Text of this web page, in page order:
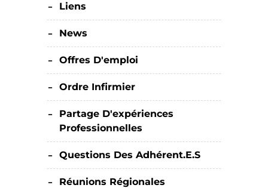
Liens
News
Offres D'emploi
Ordre Infirmier
Partage D'expériences
Professionnelles
Questions Des Adhérent.e.s
Réunions Régionales